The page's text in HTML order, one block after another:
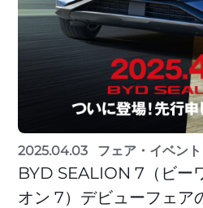
2025.04.03 フェア・イベント
BYD SEALION 7（ビー
オン 7）デビューフェア